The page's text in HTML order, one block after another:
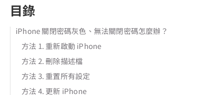
目錄
iPhone 關閉密碼灰色、無法關閉密碼怎麼辦？
方法 1. 重新啟動 iPhone
方法 2. 刪除描述檔
方法 3. 重置所有設定
方法 4. 更新 iPhone